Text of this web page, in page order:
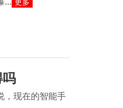
更多
吗
，现在的智能手